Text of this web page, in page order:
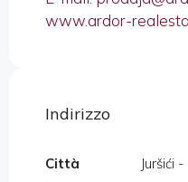
www.ardor-
Indirizzo
Città Juršići